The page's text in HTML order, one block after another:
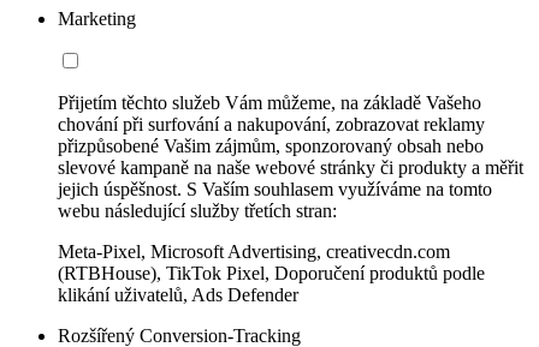
Marketing
Přijetím těchto služeb Vám můžeme, na základě Vašeho
chování při surfování a nakupování, zobrazovat reklamy
přizpůsobené Vašim zájmům, sponzorovaný obsah nebo
slevové kampaně na naše webové stránky či produkty a měřit
jejich úspěšnost. S Vaším souhlasem využíváme na tomto
webu následující služby třetích stran:
Meta-Pixel, Microsoft Advertising, creativecdn.com
(RTBHouse), TikTok Pixel, Doporučení produktů podle
klikání uživatelů, Ads Defender
Rozšířený Conversion-Tracking